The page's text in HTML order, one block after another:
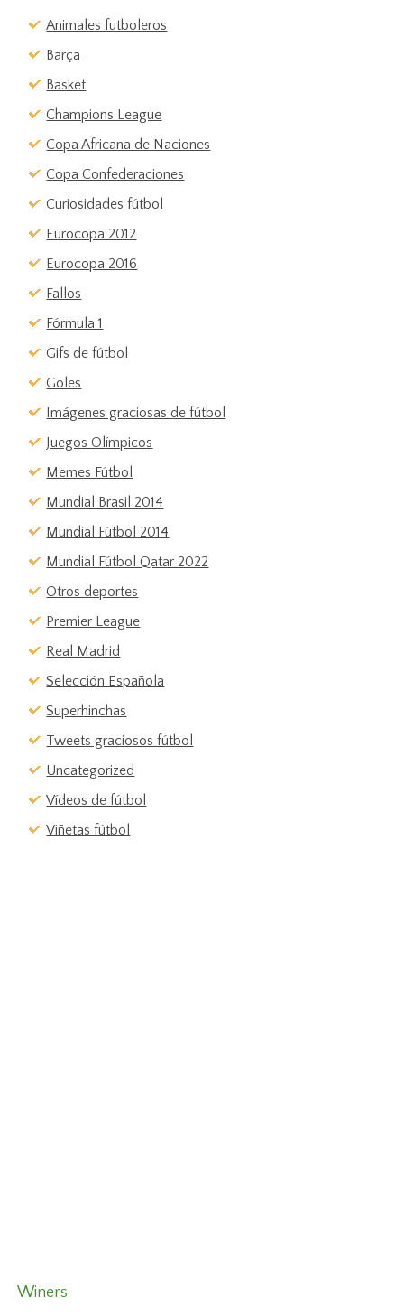
Animales futboleros
Barça
Basket
Champions League
Copa Africana de Naciones
Copa Confederaciones
Curiosidades fútbol
Eurocopa 2012
Eurocopa 2016
Fallos
Fórmula 1
Gifs de fútbol
Goles
Imágenes graciosas de fútbol
Juegos Olímpicos
Memes Fútbol
Mundial Brasil 2014
Mundial Fútbol 2014
Mundial Fútbol Qatar 2022
Otros deportes
Premier League
Real Madrid
Selección Española
Superhinchas
Tweets graciosos fútbol
Uncategorized
Vídeos de fútbol
Viñetas fútbol
Winers